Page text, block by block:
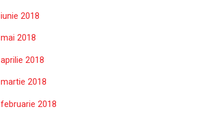
iunie 2018
mai 2018
aprilie 2018
martie 2018
februarie 2018